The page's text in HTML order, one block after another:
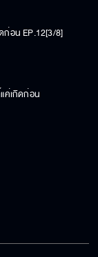
ก่อน EP.12[3/8]
ค่เกิดก่อน